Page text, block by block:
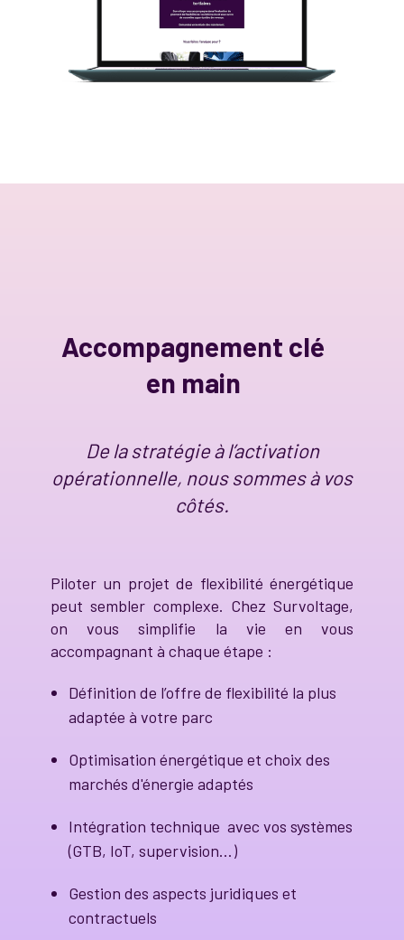
Accompagnement clé
en main
De la stratégie à l’activation
opérationnelle, nous sommes à vos
côtés.
Piloter un projet de flexibilité énergétique
peut sembler complexe. Chez Survoltage,
on vous simplifie la vie en vous
accompagnant à chaque étape :
Définition de l’offre de flexibilité la plus
adaptée à votre parc
Optimisation énergétique et choix des
marchés d'énergie adaptés
Intégration technique avec vos systèmes
(GTB, IoT, supervision…)
Gestion des aspects juridiques et
contractuels